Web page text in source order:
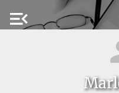
menu_open